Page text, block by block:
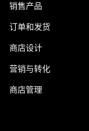
销售产品
订单和发货
商店设计
营销与转化
商店管理